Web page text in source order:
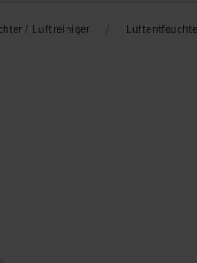
/ Luftreiniger /